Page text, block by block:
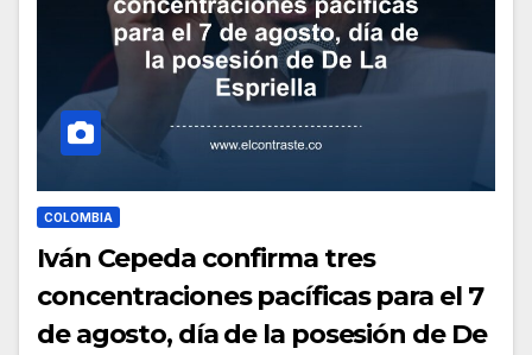
COLOMBIA
Iván Cepeda confirma tres
concentraciones pacíficas para el 7
de agosto, día de la posesión de De